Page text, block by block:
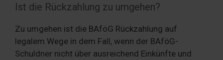
Ist die Rückzahlung zu umgehen?
Zu umgehen ist die BAföG Rückzahlung auf
legalem Wege in dem Fall, wenn der BAföG-
Schuldner nicht über ausreichend Einkünfte und